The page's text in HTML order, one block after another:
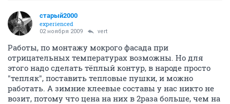
старый2000
experienced
02 ноября 2009 vert
Работы, по монтажу мокрого фасада при
отрицательных температурах возможны. Но для
этого надо сделать тёплый контур, в народе просто
"тепляк", поставить тепловые пушки, и можно
работать. А зимние клеевые составы у нас никто не
возит, потому что цена на них в 2раза больше, чем на